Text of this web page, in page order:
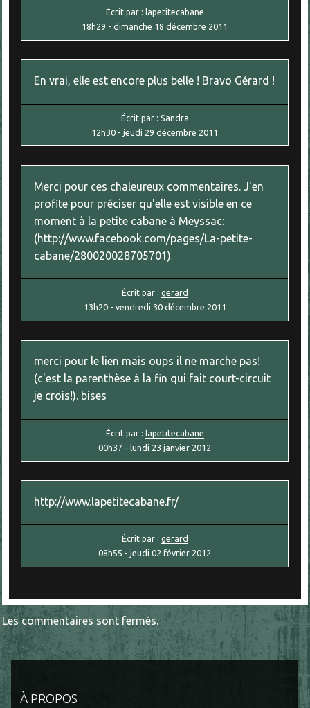
À PROPOS
Écrit par : lapetitecabane
18h29 -dimanche 18 décembre 2011
En vrai, elle est encore plus belle ! Bravo Gérard !
Écrit par : Sandra
12h30 -jeudi 29 décembre 2011
Merci pour ces chaleureux commentaires. J'en
profite pour préciser qu'elle est visible en ce
moment à la petite cabane à Meyssac:
(http://www.facebook.com/pages/La-petite-
cabane/280020028705701)
Écrit par : gerard
13h20- vendredi 30 décembre 2011
merci pour le lien mais oups il ne marche pas!
(c'est la parenthèse à la fin qui fait court-circuit
je crois!). bises
Écrit par : lapetitecabane
00h37 -lundi 23 janvier 2012
http://www.lapetitecabane.fr/
Écrit par : gerard
08h55 -jeudi 02 février 2012
Les commentaires sont fermés.